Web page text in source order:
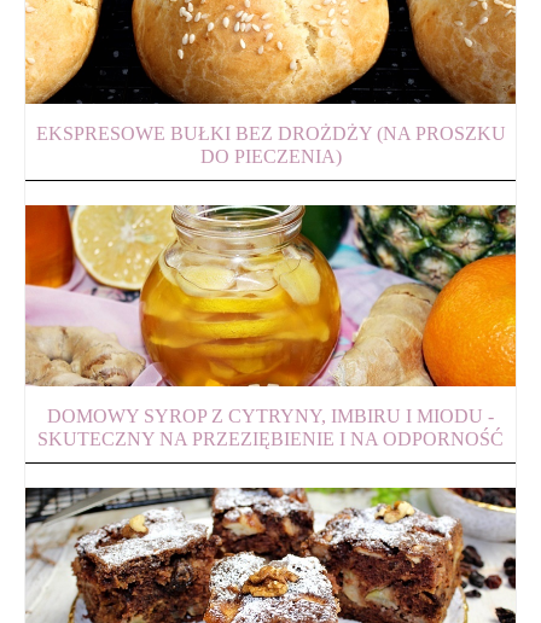
EKSPRESOWE BUŁKI BEZ DROŻDŻY (NA PROSZKU
DO PIECZENIA)
DOMOWY SYROP Z CYTRYNY, IMBIRU I MIODU -
SKUTECZNY NA PRZEZIĘBIENIE I NA ODPORNOŚĆ